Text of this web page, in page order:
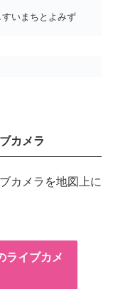
いまちとよみず
カメラ
カメラを地図上に
ライブカメ